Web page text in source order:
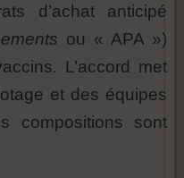
d’achat anticipé
ou « APA »)
L’accord met
et des équipes
compositions sont